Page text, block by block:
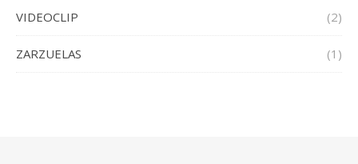
VIDEOCLIP (2)
ZARZUELAS (1)